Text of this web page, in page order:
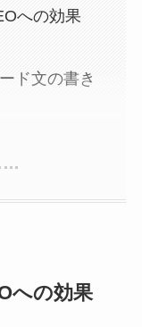
への効果
ド文の書き
への効果